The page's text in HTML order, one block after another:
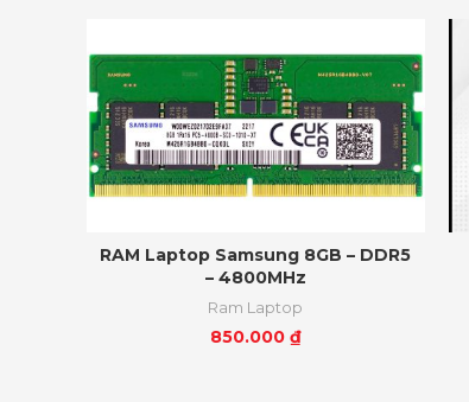
RAM Laptop Samsung 8GB – DDR5
– 4800MHz
Ram Laptop
850.000 ₫